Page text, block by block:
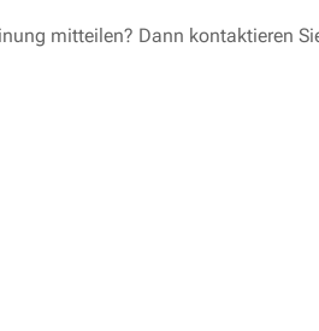
mitteilen? Dann kontaktieren